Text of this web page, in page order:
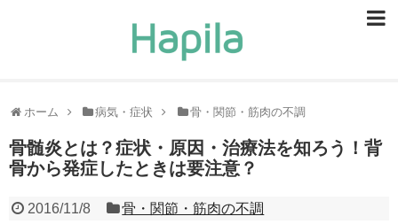
ホーム 病気・症状 骨・関節・筋肉の不調
骨髄炎とは？症状・原因・治療法を知ろう！背
骨から発症したときは要注意？
2016/11/8 骨・関節・筋肉の不調
ヘアケア
ヘルスケア
食事・食べ物